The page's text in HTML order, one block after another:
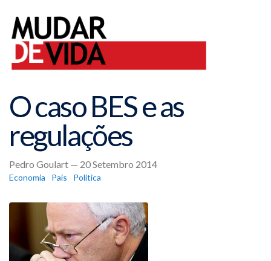
O caso BES e as
regulações
Pedro Goulart — 20 Setembro 2014
Economia País Política